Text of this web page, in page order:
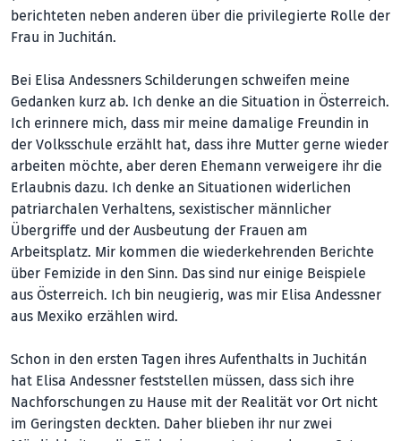
berichteten neben anderen über die privilegierte Rolle der
Frau in Juchitán.
Bei Elisa Andessners Schilderungen schweifen meine
Gedanken kurz ab. Ich denke an die Situation in Österreich.
Ich erinnere mich, dass mir meine damalige Freundin in
der Volksschule erzählt hat, dass ihre Mutter gerne wieder
arbeiten möchte, aber deren Ehemann verweigere ihr die
Erlaubnis dazu. Ich denke an Situationen widerlichen
patriarchalen Verhaltens, sexistischer männlicher
Übergriffe und der Ausbeutung der Frauen am
Arbeitsplatz. Mir kommen die wiederkehrenden Berichte
über Femizide in den Sinn. Das sind nur einige Beispiele
aus Österreich. Ich bin neugierig, was mir Elisa Andessner
aus Mexiko erzählen wird.
Schon in den ersten Tagen ihres Aufenthalts in Juchitán
hat Elisa Andessner feststellen müssen, dass sich ihre
Nachforschungen zu Hause mit der Realität vor Ort nicht
im Geringsten deckten. Daher blieben ihr nur zwei